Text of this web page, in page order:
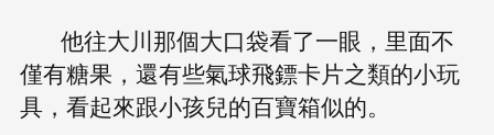
他往大川那個大口袋看了一眼，里面不
僅有糖果，還有些氣球飛鏢卡片之類的小玩
具，看起來跟小孩兒的百寶箱似的。